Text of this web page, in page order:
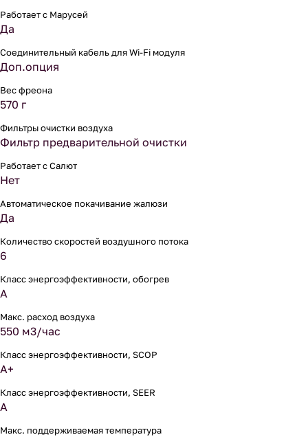
Работает с Марусей
Да
Соединительный кабель для Wi-Fi модуля
Доп.опция
Вес фреона
570 г
Фильтры очистки воздуха
Фильтр предварительной очистки
Работает с Салют
Нет
Автоматическое покачивание жалюзи
Да
Количество скоростей воздушного потока
6
Класс энергоэффективности, обогрев
A
Макс. расход воздуха
550 м3/час
Класс энергоэффективности, SCOP
A+
Класс энергоэффективности, SEER
A
Макс. поддерживаемая температура